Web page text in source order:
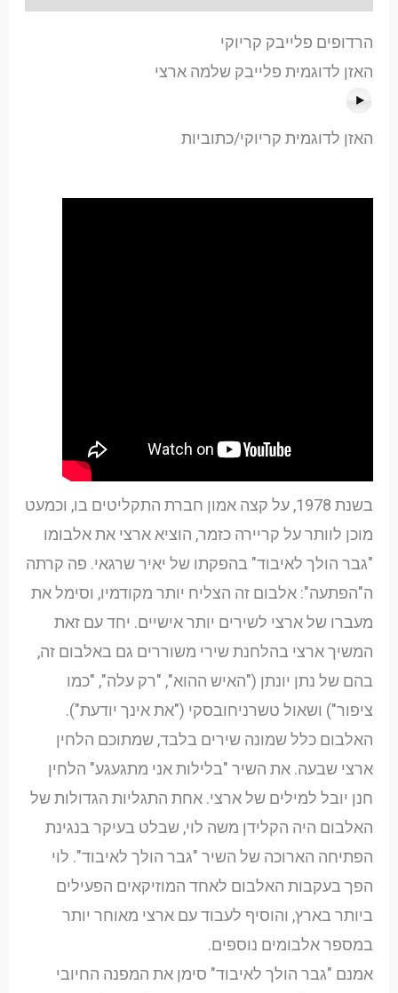
הרדופים פלייבק קריוקי
האזן לדוגמית פלייבק שלמה ארצי
האזן לדוגמית קריוקי/כתוביות
בשנת 1978, על קצה אמון חברת התקליטים בו, וכמעט
מוכן לוותר על קריירה כזמר, הוציא ארצי את אלבומו
"גבר הולך לאיבוד" בהפקתו של יאיר שרגאי. פה קרתה
ה"הפתעה": אלבום זה הצליח יותר מקודמיו, וסימל את
מעברו של ארצי לשירים יותר אישיים. יחד עם זאת
המשיך ארצי בהלחנת שירי משוררים גם באלבום זה,
בהם של נתן יונתן ("האיש ההוא", "רק עלה", "כמו
ציפור") ושאול טשרניחובסקי ("את אינך יודעת").
האלבום כלל שמונה שירים בלבד, שמתוכם הלחין
ארצי שבעה. את השיר "בלילות אני מתגעגע" הלחין
חנן יובל למילים של ארצי. אחת התגליות הגדולות של
האלבום היה הקלידן משה לוי, שבלט בעיקר בנגינת
הפתיחה הארוכה של השיר "גבר הולך לאיבוד". לוי
הפך בעקבות האלבום לאחד המוזיקאים הפעילים
ביותר בארץ, והוסיף לעבוד עם ארצי מאוחר יותר
במספר אלבומים נוספים.
אמנם "גבר הולך לאיבוד" סימן את המפנה החיובי